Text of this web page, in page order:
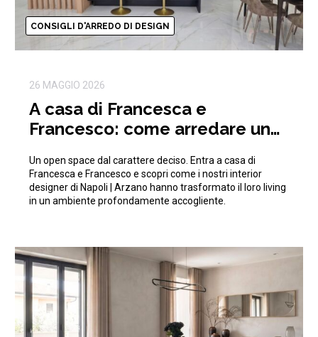
CONSIGLI D'ARREDO DI DESIGN
26 MAGGIO 2026
A casa di Francesca e
Francesco: come arredare un
tendenza
Un open space dal carattere deciso. Entra a casa di
Francesca e Francesco e scopri come i nostri interior
designer di Napoli | Arzano hanno trasformato il loro living
in un ambiente profondamente accogliente.